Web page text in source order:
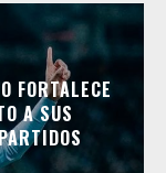
FORTALECE
A SUS